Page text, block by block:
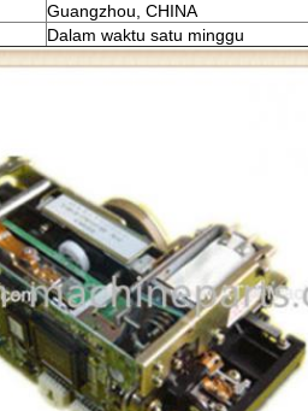
Guangzhou, CHINA
Dalam waktu satu minggu